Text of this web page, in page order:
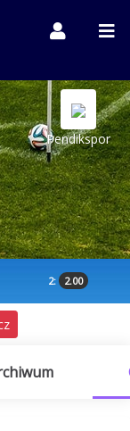
Pendikspor
2: 2.00